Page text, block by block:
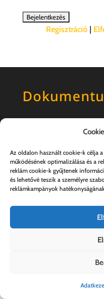
Az oldalon használt cookie-k célja
működésének optimalizálása és a
reklám cookie-k gyűjtenek
és lehetővé teszik a személyre
reklámkampányok
Regisztráció|
Általános szerződési
Kovács